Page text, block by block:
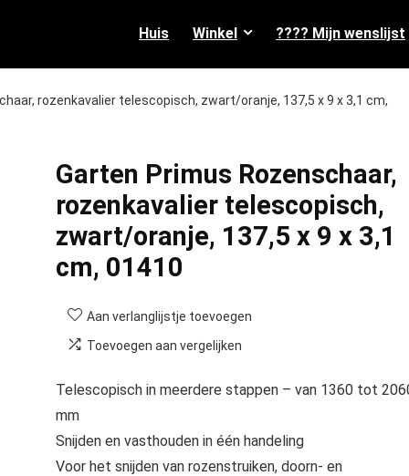
Huis Winkel ???? Mijn wenslijst
rozenkavalier telescopisch, zwart/oranje, 137,5 x 9 x 3,1 cm,
Garten Primus Rozenschaar,
rozenkavalier telescopisch,
zwart/oranje, 137,5 x 9 x 3,1
cm, 01410
Aan verlanglijstje toevoegen
Toevoegen aan vergelijken
Telescopisch in meerdere stappen – van 1360 tot
mm
Snijden en vasthouden in één handeling
Voor het snijden van rozenstruiken, doorn- en